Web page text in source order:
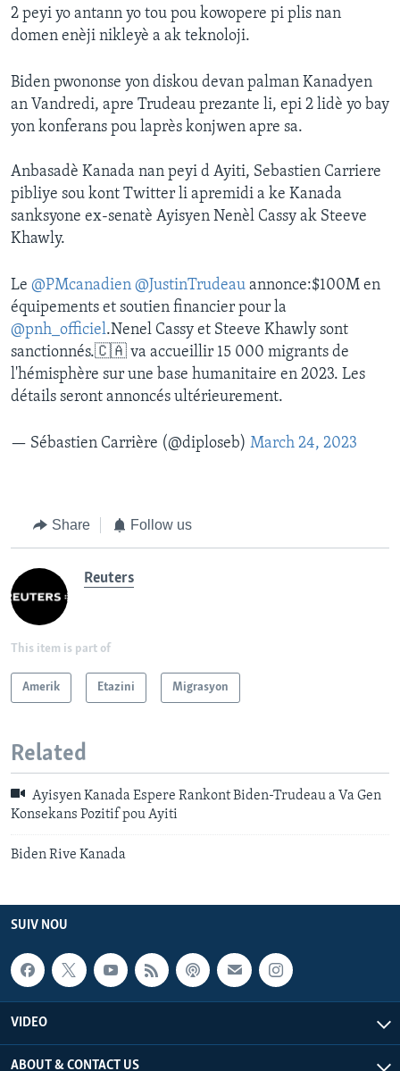
2 peyi yo antann yo tou pou kowopere pi plis nan
domen enèji nikleyè a ak teknoloji.
Biden pwononse yon diskou devan palman Kanadyen
an Vandredi, apre Trudeau prezante li, epi 2 lidè yo bay
yon konferans pou laprès konjwen apre sa.
Anbasadè Kanada nan peyi d Ayiti, Sebastien Carriere
pibliye sou kont Twitter li apremidi a ke Kanada
sanksyone ex-senatè Ayisyen Nenèl Cassy ak Steeve
Khawly.
Le @PMcanadien @JustinTrudeau annonce:$100M en
équipements et soutien financier pour la
@pnh_officiel.Nenel Cassy et Steeve Khawly sont
sanctionnés.🇨🇦 va accueillir 15 000 migrants de
l'hémisphère sur une base humanitaire en 2023. Les
détails seront annoncés ultérieurement.
— Sébastien Carrière (@diploseb) March 24, 2023
Share Follow us
Reuters
This item is part of
Amerik Etazini Migrasyon
Related
Ayisyen Kanada Espere Rankont Biden-Trudeau a Va Gen
Konsekans Pozitif pou Ayiti
Biden Rive Kanada
SUIV NOU
VIDEO
ABOUT & CONTACT US